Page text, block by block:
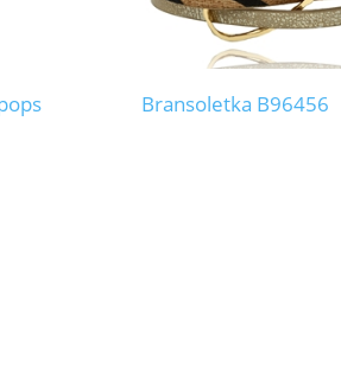
Bransoletka B96456